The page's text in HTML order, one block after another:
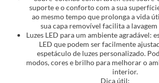
suporte e o conforto com a sua
ao mesmo tempo que prolonga a vida
sua capa removível facilita a lavagem
Luzes LED para um ambiente agradável:
LED que podem ser facilmente
espetáculo de luzes personalizado.
modos, cores e brilho para melhorar o
interior.
Dica útil: